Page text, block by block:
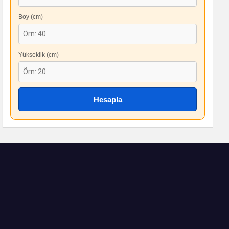
Boy (cm)
Yükseklik (cm)
Hesapla